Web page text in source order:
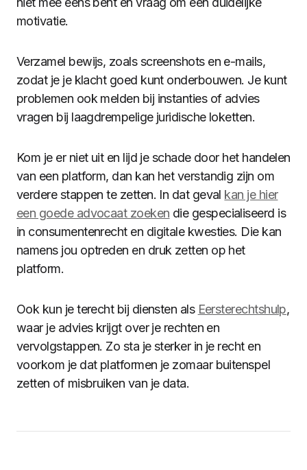
motivatie.
Verzamel bewijs, zoals screenshots en e-mails,
zodat je je klacht goed kunt onderbouwen. Je kunt
problemen ook melden bij instanties of advies
vragen bij laagdrempelige juridische loketten.
Kom je er niet uit en lijd je schade door het handelen
van een platform, dan kan het verstandig zijn om
verdere stappen te zetten. In dat geval kan je hier
een goede advocaat zoeken die gespecialiseerd is
in consumentenrecht en digitale kwesties. Die kan
namens jou optreden en druk zetten op het
platform.
Ook kun je terecht bij diensten als Eersterechtshulp,
waar je advies krijgt over je rechten en
vervolgstappen. Zo sta je sterker in je recht en
voorkom je dat platformen je zomaar buitenspel
zetten of misbruiken van je data.